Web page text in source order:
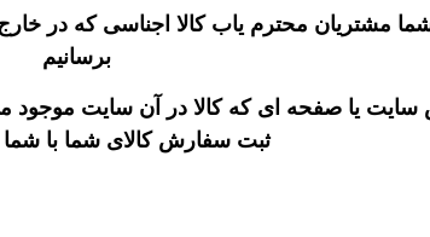
مشتریان محترم یاب کالا اجناسی که در خارج
برسانیم
سایت یا صفحه ای که کالا در آن سایت موجود
ثبت سفارش کالای شما با شما